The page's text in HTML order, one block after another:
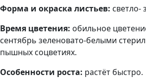
Форма и окраска листьев: светло-
Время цветения: обильное
сентябрь зеленовато-белыми
пышных соцветиях.
Особенности роста: растёт быстро.